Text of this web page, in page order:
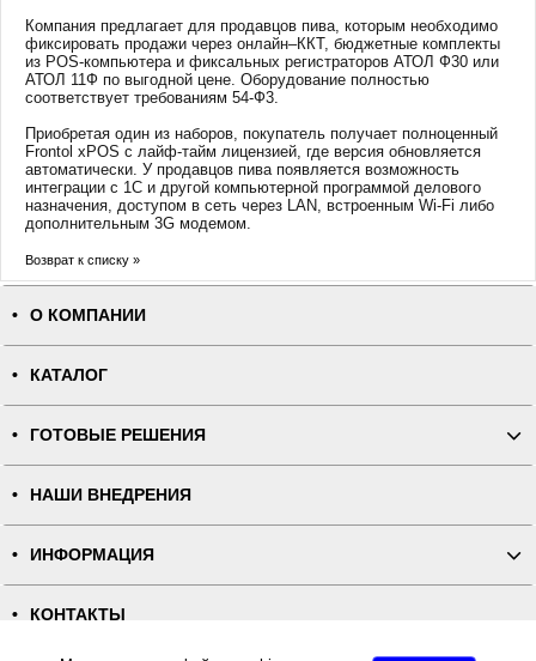
Компания предлагает для продавцов пива, которым необходимо
фиксировать продажи через онлайн–ККТ, бюджетные комплекты
из POS-компьютера и фиксальных регистраторов АТОЛ Ф30 или
АТОЛ 11Ф по выгодной цене. Оборудование полностью
соответствует требованиям 54-Ф3.
Приобретая один из наборов, покупатель получает полноценный
Frontol xPOS с лайф-тайм лицензией, где версия обновляется
автоматически. У продавцов пива появляется возможность
интеграции с 1C и другой компьютерной программой делового
назначения, доступом в сеть через LAN, встроенным Wi-Fi либо
дополнительным 3G модемом.
Возврат к списку »
О КОМПАНИИ
КАТАЛОГ
ГОТОВЫЕ РЕШЕНИЯ
НАШИ ВНЕДРЕНИЯ
ИНФОРМАЦИЯ
КОНТАКТЫ